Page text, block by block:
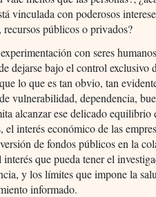
vinculada con poderosos
recursos públicos o privados?
con seres
dejarse bajo el control exclusivo
lo que es tan obvio, tan
vulnerabilidad, dependencia,
alcanzar ese delicado equilibrio
el interés económico de las
de fondos públicos en la
que pueda tener el
y los límites que impone la
informado.